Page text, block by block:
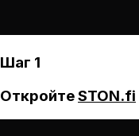
Шаг 1
ОткройтеSTON.fi